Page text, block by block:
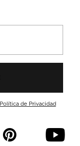
Política de Privacidad
p y